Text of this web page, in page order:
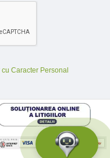
Caracter Personal